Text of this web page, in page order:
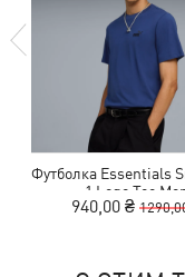
Футболка Essentials
1 Logo Tee Men
940,00 ₴